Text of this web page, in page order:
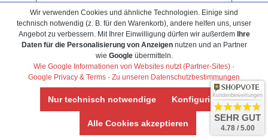
Ab6,59 €*
P 20 Bonus-Punkte sichern
Wir verwenden Cookies und ähnliche Technologien. Einige sind
technisch notwendig (z. B. für den Warenkorb), andere helfen uns, unser
Angebot zu verbessern. Mit Ihrer Einwilligung dürfen wir außerdem Ihre
Daten für die Personalisierung von Anzeigennutzen und an Partner
wie Googleübermitteln.
Wie Google Informationen von Websites nutzt (Partner-Sites) ·
Google Privacy & Terms · Zu unseren Datenschutzbestimmungen
Nur technisch notwendige Konfigurieren
Alle Cookies akzeptieren
Kundenbewertungen
SEHR GUT
4.78 / 5.00